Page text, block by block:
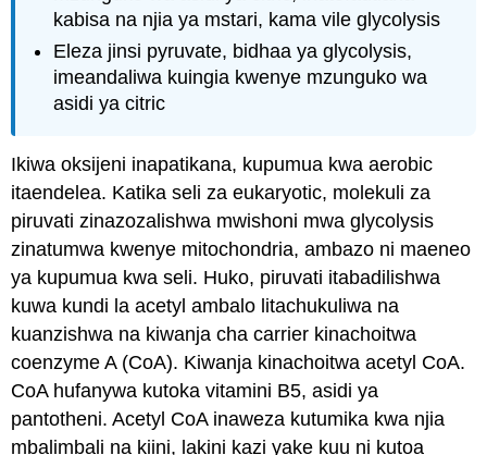
kabisa na njia ya mstari, kama vile glycolysis
Eleza jinsi pyruvate, bidhaa ya glycolysis,
imeandaliwa kuingia kwenye mzunguko wa
asidi ya citric
Ikiwa oksijeni inapatikana, kupumua kwa aerobic
itaendelea. Katika seli za eukaryotic, molekuli za
piruvati zinazozalishwa mwishoni mwa glycolysis
zinatumwa kwenye mitochondria, ambazo ni maeneo
ya kupumua kwa seli. Huko, piruvati itabadilishwa
kuwa kundi la acetyl ambalo litachukuliwa na
kuanzishwa na kiwanja cha carrier kinachoitwa
coenzyme A (CoA). Kiwanja kinachoitwaacetyl CoA.
CoA hufanywa kutoka vitamini B5, asidi ya
pantotheni. Acetyl CoA inaweza kutumika kwa njia
mbalimbali na kiini, lakini kazi yake kuu ni kutoa